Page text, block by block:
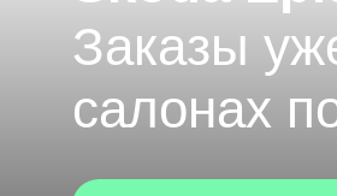
Заказы
салонах